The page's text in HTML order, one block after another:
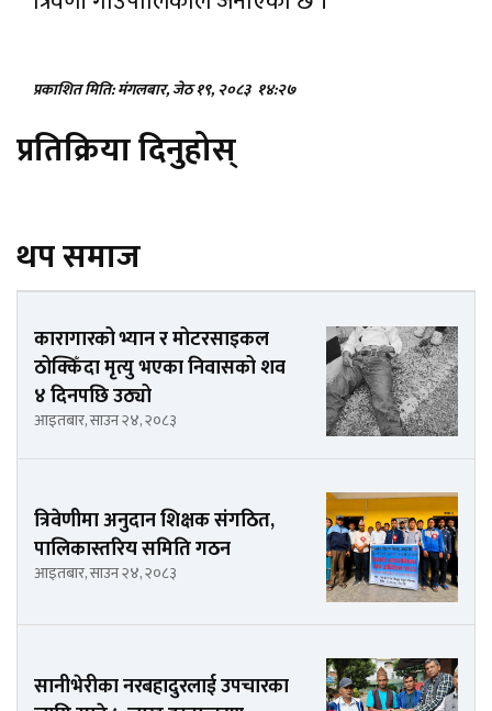
प्रकाशित मिति: मंगलबार, जेठ १९, २०८३ १४:२७
प्रतिक्रिया दिनुहोस्
थप समाज
कारागारको भ्यान र मोटरसाइकल
ठोक्किँदा मृत्यु भएका निवासको शव
४ दिनपछि उठ्यो
आइतबार, साउन २४, २०८३
त्रिवेणीमा अनुदान शिक्षक संगठित,
पालिकास्तरिय समिति गठन
आइतबार, साउन २४, २०८३
सानीभेरीका नरबहादुरलाई उपचारका